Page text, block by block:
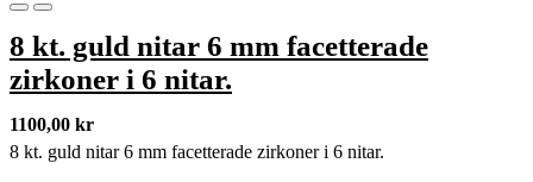
8 kt. guld nitar 6 mm facetterade
zirkoner i 6 nitar.
1100,00 kr
8 kt. guld nitar 6 mm facetterade zirkoner i 6 nitar.